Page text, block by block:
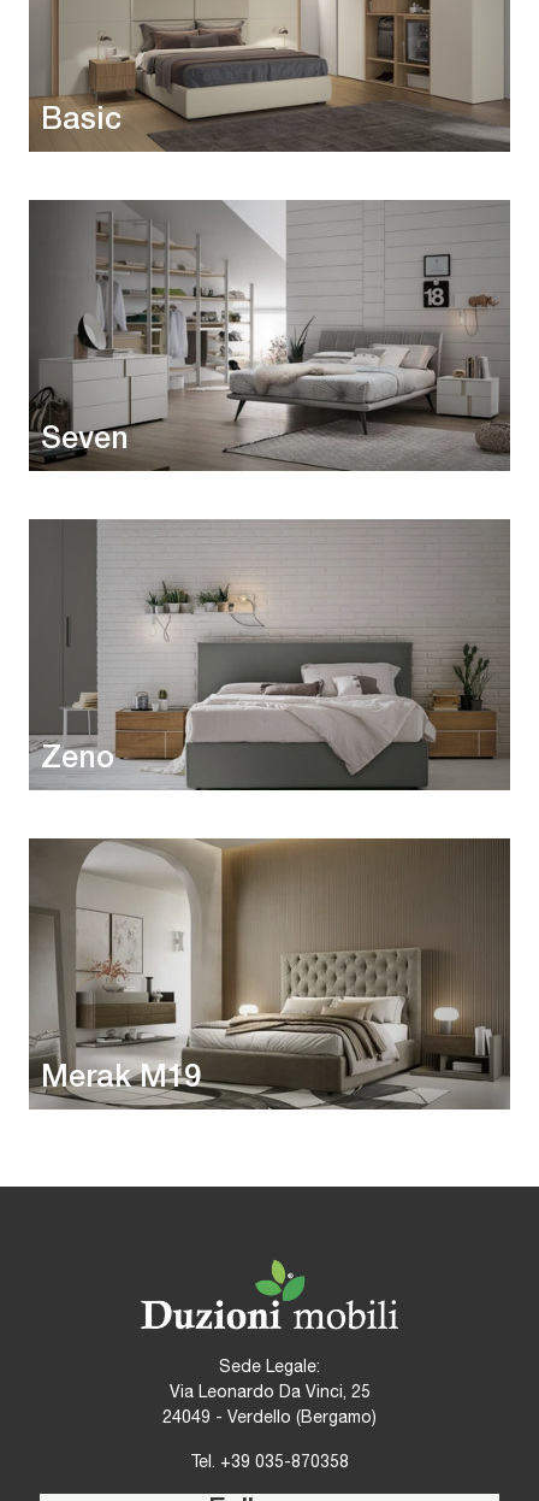
Basic
Seven
Zeno
Merak M19
Sede Legale:
Via Leonardo Da Vinci, 25
24049 - Verdello (Bergamo)
Tel. +39 035-870358